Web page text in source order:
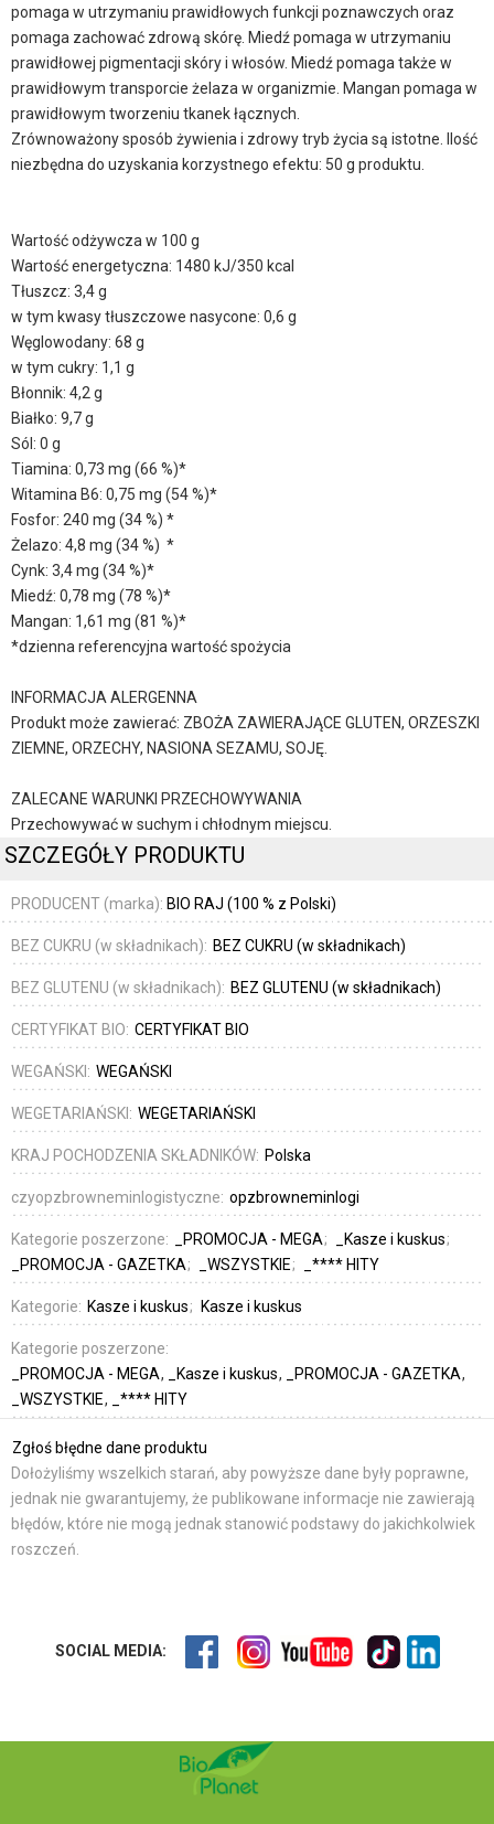
pomaga w utrzymaniu prawidłowych funkcji poznawczych oraz
pomaga zachować zdrową skórę. Miedź pomaga w utrzymaniu
prawidłowej pigmentacji skóry i włosów. Miedź pomaga także w
prawidłowym transporcie żelaza w organizmie. Mangan pomaga w
prawidłowym tworzeniu tkanek łącznych.
Zrównoważony sposób żywienia i zdrowy tryb życia są istotne. Ilość
niezbędna do uzyskania korzystnego efektu: 50 g produktu.
Wartość odżywcza w 100 g
Wartość energetyczna: 1480 kJ/350 kcal
Tłuszcz: 3,4 g
w tym kwasy tłuszczowe nasycone: 0,6 g
Węglowodany: 68 g
w tym cukry: 1,1 g
Błonnik: 4,2 g
Białko: 9,7 g
Sól: 0 g
Tiamina: 0,73 mg (66 %)*
Witamina B6: 0,75 mg (54 %)*
Fosfor: 240 mg (34 %) *
Żelazo: 4,8 mg (34 %) *
Cynk: 3,4 mg (34 %)*
Miedź: 0,78 mg (78 %)*
Mangan: 1,61 mg (81 %)*
*dzienna referencyjna wartość spożycia
INFORMACJA ALERGENNA
Produkt może zawierać: ZBOŻA ZAWIERAJĄCE GLUTEN, ORZESZKI
ZIEMNE, ORZECHY, NASIONA SEZAMU, SOJĘ.
ZALECANE WARUNKI PRZECHOWYWANIA
Przechowywać w suchym i chłodnym miejscu.
SZCZEGÓŁY PRODUKTU
PRODUCENT (marka): BIO RAJ (100 % z Polski)
BEZ CUKRU (w składnikach): BEZ CUKRU (w składnikach)
BEZ GLUTENU (w składnikach): BEZ GLUTENU (w składnikach)
CERTYFIKAT BIO: CERTYFIKAT BIO
WEGAŃSKI: WEGAŃSKI
WEGETARIAŃSKI: WEGETARIAŃSKI
KRAJ POCHODZENIA SKŁADNIKÓW: Polska
czyopzbrowneminlogistyczne: opzbrowneminlogi
Kategorie poszerzone: _PROMOCJA - MEGA
_Kasze i kuskus
_PROMOCJA - GAZETKA
_WSZYSTKIE _**** HITY
Kategorie: Kasze i kuskus Kasze i kuskus
Kategorie poszerzone:
_PROMOCJA - MEGA
_Kasze i kuskus
_PROMOCJA - GAZETKA
_WSZYSTKIE
_**** HITY
Zgłoś błędne dane produktu
Dołożyliśmy wszelkich starań, aby powyższe dane były poprawne,
jednak nie gwarantujemy, że publikowane informacje nie zawierają
błędów, które nie mogą jednak stanowić podstawy do jakichkolwiek
roszczeń.
SOCIAL MEDIA: